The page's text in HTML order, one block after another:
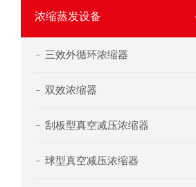
浓缩蒸发设备
三效外循环浓缩器
双效浓缩器
刮板型真空减压浓缩器
球型真空减压浓缩器